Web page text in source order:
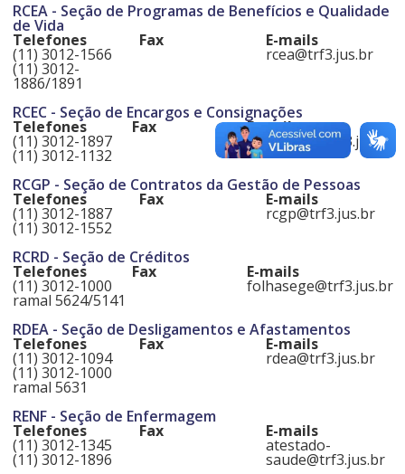
RCEA - Seção de Programas de Benefícios e Qualidade
de Vida
Telefones
(11) 3012-1566
(11) 3012-
1886/1891
Fax E-mails
rcea@trf3.jus.br
RCEC - Seção de Encargos e Consignações
Telefones
(11) 3012-1897
(11) 3012-1132
Fax E-mails
folhasege@trf3.jus.br
RCGP - Seção de Contratos da Gestão de Pessoas
Telefones
(11) 3012-1887
(11) 3012-1552
Fax E-mails
rcgp@trf3.jus.br
RCRD - Seção de Créditos
Telefones
(11) 3012-1000
ramal 5624/5141
Fax E-mails
folhasege@trf3.jus.br
RDEA - Seção de Desligamentos e Afastamentos
Telefones
(11) 3012-1094
(11) 3012-1000
ramal 5631
Fax E-mails
rdea@trf3.jus.br
RENF - Seção de Enfermagem
Telefones
(11) 3012-1345
(11) 3012-1896
Fax E-mails
atestado-
saude@trf3.jus.br